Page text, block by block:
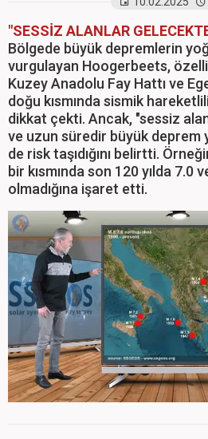
"SESSİZ ALANLAR
Bölgede büyük depremlerin
vurgulayan Hoogerbeets,
Kuzey Anadolu Fay Hattı ve
doğu kısmında sismik
dikkat çekti. Ancak, "sessiz
ve uzun süredir büyük deprem
de risk taşıdığını belirtti.
bir kısmında son 120 yılda 7.0
olmadığına işaret etti.